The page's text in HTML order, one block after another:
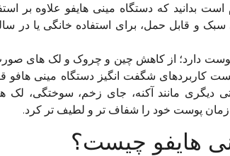
بدانید که دستگاه مینی هایفو علاوه بر
و قابل حمل، برای استفاده خانگی یا در
دارد؛ از کاهش چین و چروک و لک های صورت
شگفت انگیز دستگاه مینی هافو
دیگری مانند آکنه، جای زخم، سوختگی، لک
زمان پوست خود را شفاف تر و لطیف تر کرد.
هایفو چیست؟